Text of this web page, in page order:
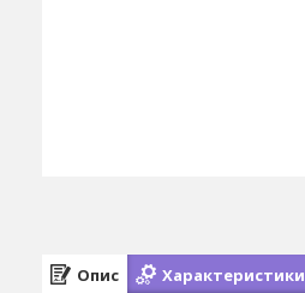
Опис Характеристики